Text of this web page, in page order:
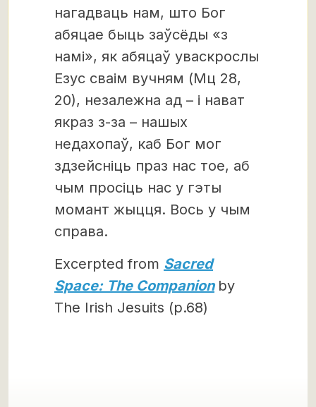
нагадваць нам, што Бог
абяцае быць заўсёды «з
намі», як абяцаў уваскрослы
Езус сваім вучням (Мц 28,
20), незалежна ад – і нават
якраз з-за – нашых
недахопаў, каб Бог мог
здзейсніць праз нас тое, аб
чым просіць нас у гэты
момант жыцця. Вось у чым
справа.
Excerpted from Sacred
Space: The Companion by
The Irish Jesuits (p.68)